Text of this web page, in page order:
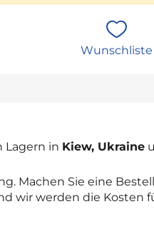
Wunschliste
Lagern in Kiew, Ukraine
Machen Sie eine
wir werden die Kosten